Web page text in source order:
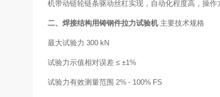
机带动链轮链条驱动丝杠实现，自动化程度高，操作
二、焊接结构用铸钢件拉力试验机主要技术规格
最大试验力 300 kN
试验力示值相对误差 ≤±1%
试验力有效测量范围 2% - 100% FS